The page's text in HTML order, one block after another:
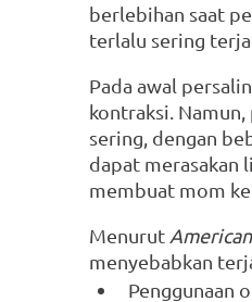
berlebihan saat
terlalu sering
Pada awal
kontraksi. Namun,
sering, dengan
dapat merasakan
membuat mom
Menurut
menyebabkan
Penggunaan